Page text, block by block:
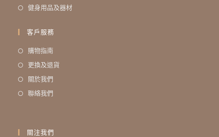
健身用品及器材
客戶服務
購物指南
更換及退貨
關於我們
聯絡我們
關注我們